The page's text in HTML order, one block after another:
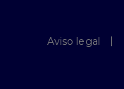
Aviso legal